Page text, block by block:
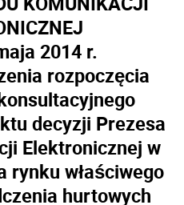
2014 r.
rozpoczęcia
decyzji Prezesa
Elektronicznej w
rynku właściwego
hurtowych